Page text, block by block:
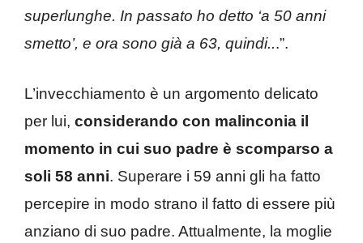
superlunghe. In passato ho detto ‘a 50 anni
smetto’, e ora sono già a 63, quindi...”.
L’invecchiamento è un argomento delicato
per lui, considerando con malinconia il
momento in cui suo padre è scomparso a
soli 58 anni. Superare i 59 anni gli ha fatto
percepire in modo strano il fatto di essere più
anziano di suo padre. Attualmente, la moglie